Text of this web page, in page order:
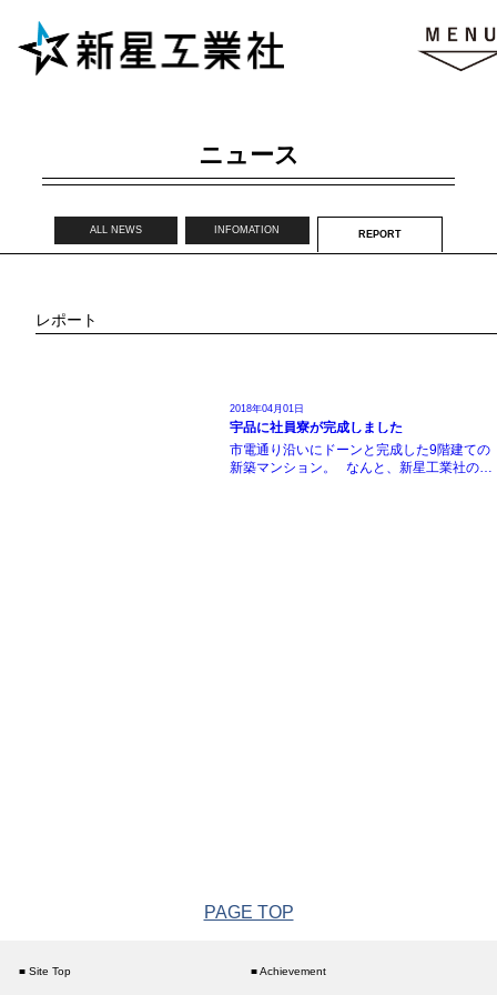
ニュース
ALL NEWS INFOMATION REPORT
レポート
2018年04月01日
宇品に社員寮が完成しました
市電通り沿いにドーンと完成した9階建ての
新築マンション。 なんと、新星工業社の…
PAGE TOP
■ Site Top ■ Achievement